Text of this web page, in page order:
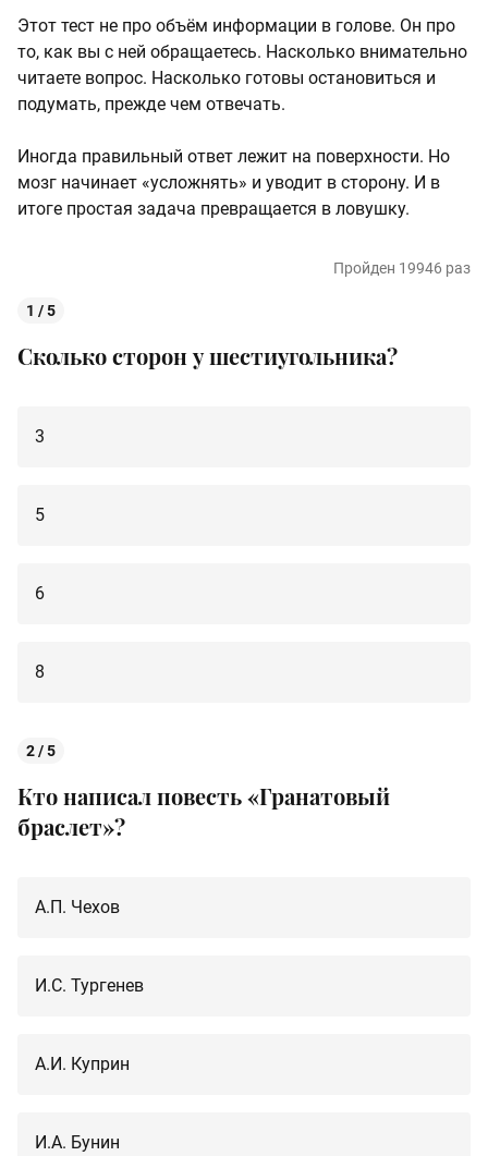
Этот тест не про объём информации в голове. Он про
то, как вы с ней обращаетесь. Насколько внимательно
читаете вопрос. Насколько готовы остановиться и
подумать, прежде чем отвечать.
Иногда правильный ответ лежит на поверхности. Но
мозг начинает «усложнять» и уводит в сторону. И в
итоге простая задача превращается в ловушку.
Пройден 19946 раз
1 / 5
Сколько сторон у шестиугольника?
3
5
6
8
2 / 5
Кто написал повесть «Гранатовый
браслет»?
А.П. Чехов
И.С. Тургенев
А.И. Куприн
И.А. Бунин